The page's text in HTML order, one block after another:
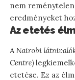
nem
eredményeket
Az etetés
A Nairobi
Centre)
etetése. Ez az